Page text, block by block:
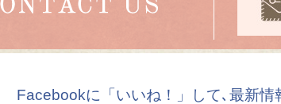
Facebookに「いいね！」して､最新情